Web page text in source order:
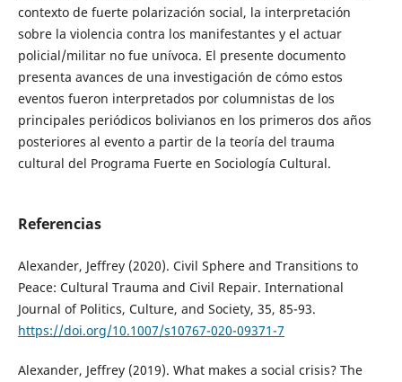
contexto de fuerte polarización social, la interpretación
sobre la violencia contra los manifestantes y el actuar
policial/militar no fue unívoca. El presente documento
presenta avances de una investigación de cómo estos
eventos fueron interpretados por columnistas de los
principales periódicos bolivianos en los primeros dos años
posteriores al evento a partir de la teoría del trauma
cultural del Programa Fuerte en Sociología Cultural.
Referencias
Alexander, Jeffrey (2020). Civil Sphere and Transitions to
Peace: Cultural Trauma and Civil Repair. International
Journal of Politics, Culture, and Society, 35, 85-93.
https://doi.org/10.1007/s10767-020-09371-7
Alexander, Jeffrey (2019). What makes a social crisis? The